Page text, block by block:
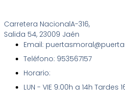
Carretera NacionalA-316,
Salida 54, 23009 Jaén
Email:
Teléfono: 953567157
Horario:
LUN - VIE 9:00h a 14h Tardes